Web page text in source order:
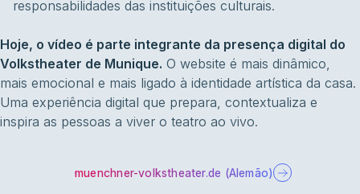
responsabilidades das instituições culturais.
Hoje, o vídeo é parte integrante da presença digital do
Volkstheater de Munique. O website é mais dinâmico,
mais emocional e mais ligado à identidade artística da casa.
Uma experiência digital que prepara, contextualiza e
inspira as pessoas a viver o teatro ao vivo.
muenchner-volkstheater.de (Alemão)